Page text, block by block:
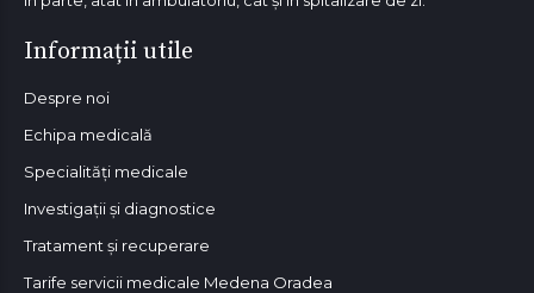
Informații utile
Despre noi
Echipa medicală
Specialități medicale
Investigații și diagnostice
Tratament și recuperare
Tarife servicii medicale Medena Oradea